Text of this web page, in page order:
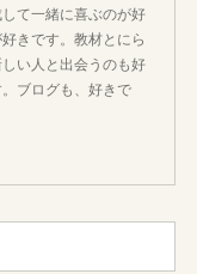
て一緒に喜ぶのが好
きです。教材とにら
い人と出会うのも好
ブログも、好きで